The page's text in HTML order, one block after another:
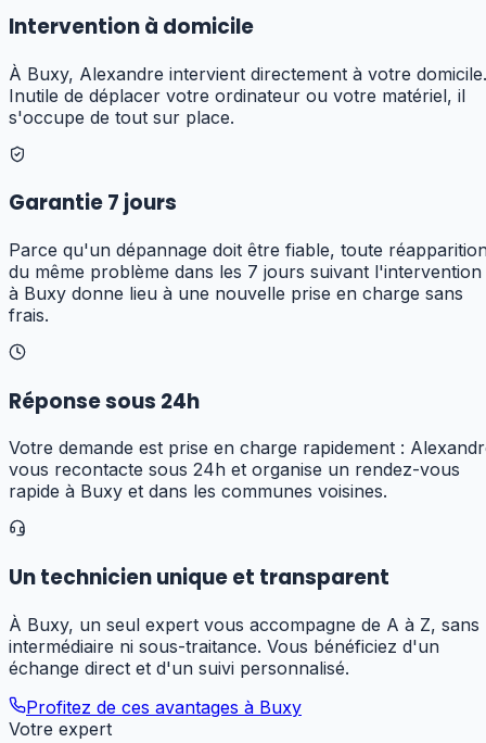
Intervention à domicile
À Buxy, Alexandre intervient directement à votre domicile.
Inutile de déplacer votre ordinateur ou votre matériel, il
s'occupe de tout sur place.
Garantie 7 jours
Parce qu'un dépannage doit être fiable, toute
du même problème dans les 7 jours suivant l'intervention
à Buxy donne lieu à une nouvelle prise en charge sans
frais.
Réponse sous 24h
Votre demande est prise en charge rapidement :
vous recontacte sous 24h et organise un rendez-vous
rapide à Buxy et dans les communes voisines.
Un technicien unique et transparent
À Buxy, un seul expert vous accompagne de A à Z, sans
intermédiaire ni sous-traitance. Vous bénéficiez d'un
échange direct et d'un suivi personnalisé.
Profitez de ces avantages à Buxy
Votre expert